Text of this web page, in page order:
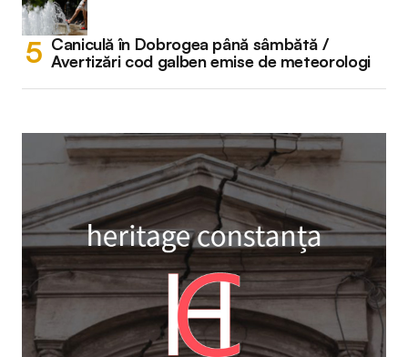
Caniculă în Dobrogea până sâmbătă /
Avertizări cod galben emise de meteorologi